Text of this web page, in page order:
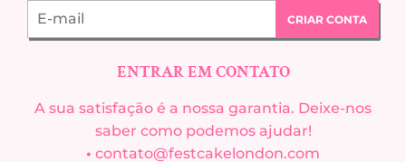
E-
CRIAR CONTA
ENTRAR EM CONTATO
A sua satisfação é a nossa garantia. Deixe-nos
saber como podemos ajudar!
• contato@festcakelondon.com